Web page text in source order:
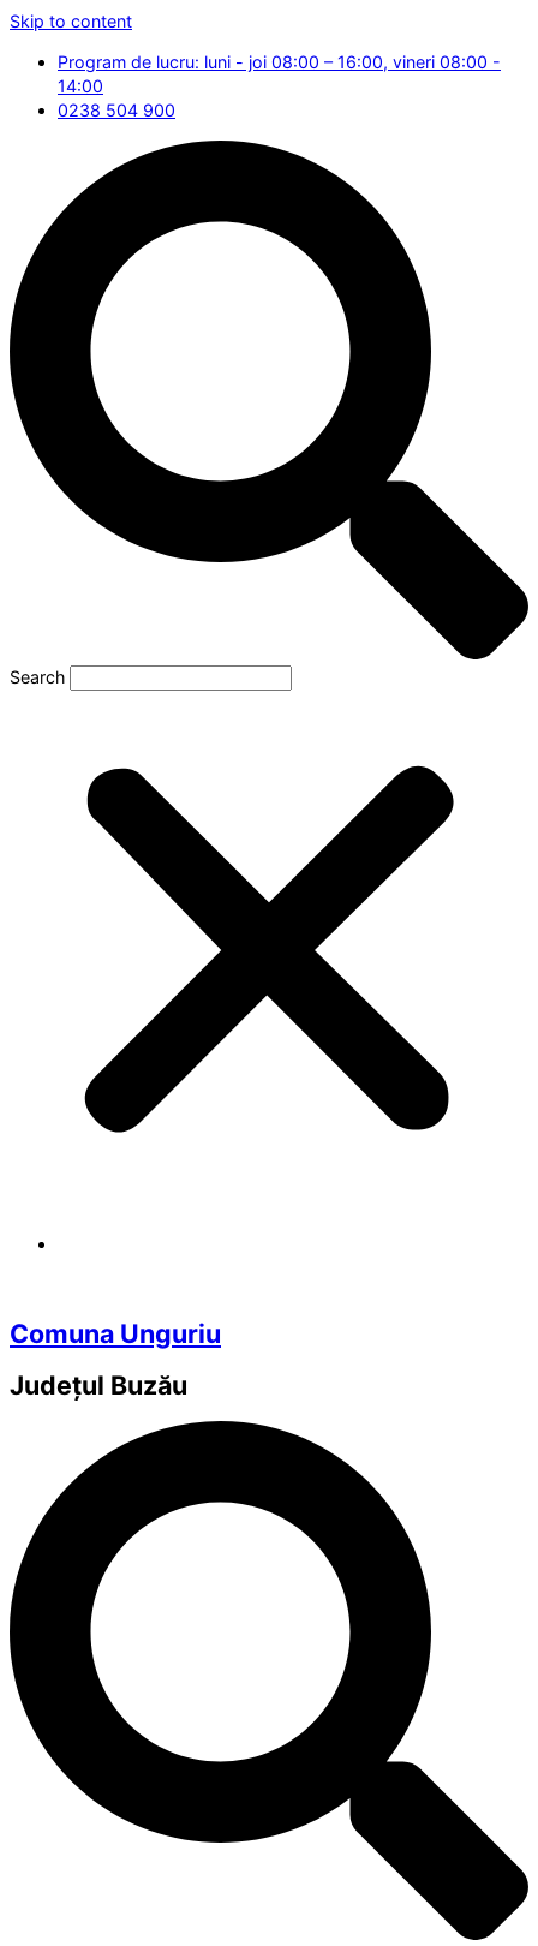
Skip to content
Program de lucru: luni - joi 08:00 – 16:00, vineri 08:00 -
14:00
0238 504 900
Search
Comuna Unguriu
Județul Buzău